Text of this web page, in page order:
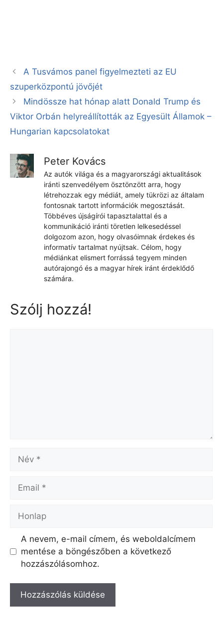
A Tusvámos panel figyelmezteti az EU
szuperközpontú jövőjét
Mindössze hat hónap alatt Donald Trump és
Viktor Orbán helyreállították az Egyesült Államok –
Hungarian kapcsolatokat
Peter Kovács
Az autók világa és a magyarországi aktualitások
iránti szenvedélyem ösztönzött arra, hogy
létrehozzak egy médiát, amely tükrözi az általam
fontosnak tartott információk megosztását.
Többéves újságírói tapasztalattal és a
kommunikáció iránti töretlen lelkesedéssel
dolgozom azon, hogy olvasóimnak érdekes és
informatív tartalmat nyújtsak. Célom, hogy
médiánkat elismert forrássá tegyem minden
autórajongó és a magyar hírek iránt érdeklődő
számára.
Szólj hozzá!
Név
Email
Honlap
A nevem, e-mail címem, és weboldalcímem
mentése a böngészőben a következő
hozzászólásomhoz.